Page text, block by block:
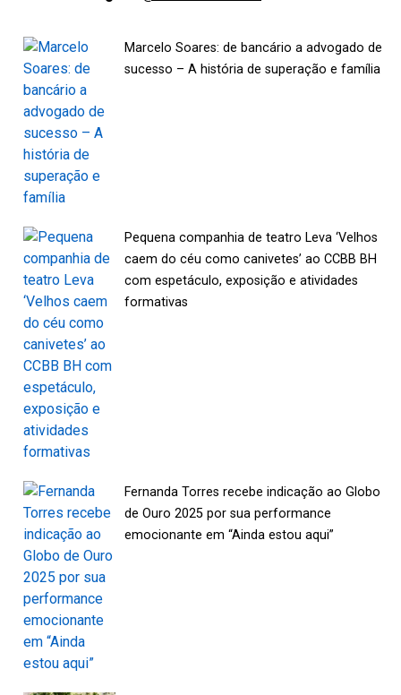
Marcelo Soares: de bancário a advogado de
sucesso – A história de superação e família
Pequena companhia de teatro Leva ‘Velhos
caem do céu como canivetes’ ao CCBB BH
com espetáculo, exposição e atividades
formativas
Fernanda Torres recebe indicação ao Globo
de Ouro 2025 por sua performance
emocionante em “Ainda estou aqui”